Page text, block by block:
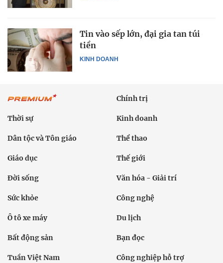
KINH DOANH
Tin vào sếp lớn, đại gia tan túi
tiền
Chính trị
Thời sự Kinh doanh
Dân tộc và Tôn giáo Thể thao
Giáo dục Thế giới
Đời sống Văn hóa - Giải trí
Sức khỏe Công nghệ
Ô tô xe máy Du lịch
Bất động sản Bạn đọc
Tuần Việt Nam Công nghiệp hỗ trợ